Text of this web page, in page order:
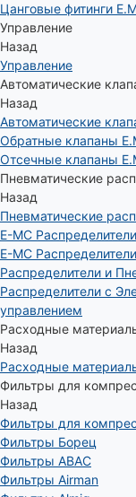
Цанговые фитинги
Управление
Назад
Управление
Автоматические
Назад
Автоматические
Обратные клапаны
Отсечные клапаны
Пневматические
Назад
Пневматические
E-MC
E-MC
Распределители и
Распределители с
управлением
Расходные
Назад
Расходные
Фильтры для
Назад
Фильтры для
Фильтры Борец
Фильтры ABAC
Фильтры Airman